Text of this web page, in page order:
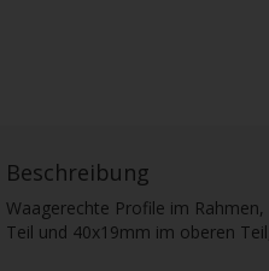
Beschreibung
Waagerechte Profile im
Teil und 40x19mm im oberen